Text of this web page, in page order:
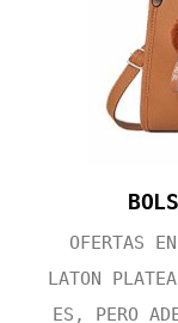
OFERTAS
LATON
ES, PERO